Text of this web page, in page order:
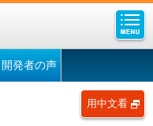
開発者の声
用中文看